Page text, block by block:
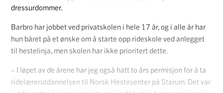
dressurdommer.
Barbro har jobbet ved privatskolen i hele 17 år, og i alle år har
hun båret på et ønske om å starte opp rideskole ved anlegget
til hestelinja, men skolen har ikke prioritert dette.
– I løpet av de årene har jeg også hatt to års permisjon for å ta
ridelærerutdannelsen til Norsk Hestesenter på Starum. Det var